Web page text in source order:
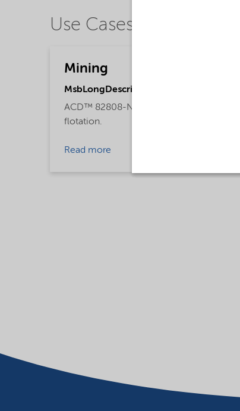
Use Cases
Mining
MsbLongDescription
ACD™ 82808-N is a collector for mineral
flotation.
Read more